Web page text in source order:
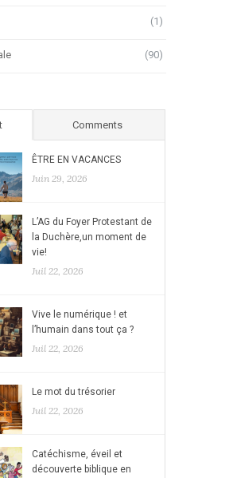
(1)
(90)
Comments
ÊTRE EN VACANCES
Juin 29, 2026
L’AG du Foyer Protestant de
la Duchère,un moment de
vie!
Juil 22, 2026
Vive le numérique ! et
l’humain dans tout ça ?
Juil 22, 2026
Le mot du trésorier
Juil 22, 2026
Catéchisme, éveil et
découverte biblique en